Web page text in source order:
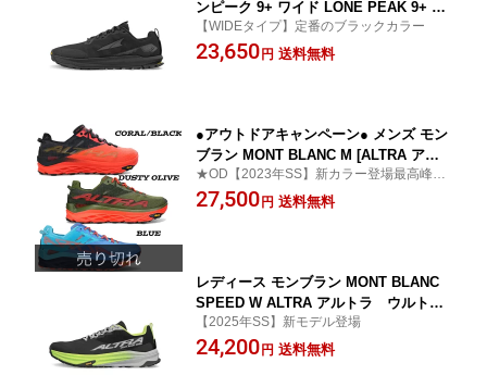
ンピーク 9+ ワイド LONE PEAK 9+ WI
DE [ ALTRA アルトラ ] トレイルランニ
ングシューズ トレラン ハイキング ハイ
【WIDEタイプ】定番のブラックカラー
23,650 円 送料無料
●アウトドアキャンペーン● メンズ モン
ブラン MONT BLANC M [ALTRA アル
トラ] トレイルランニングシューズ 返
品・交換不可 セール商品
★OD【2023年SS】新カラー登場最高峰の
山からインスピレーションを受けた究極の
トレイルシューズ
27,500 円 送料無料
レディース モンブラン MONT BLANC
SPEED W ALTRA アルトラ ウルトラ
トレイルレース トレイルランニングシ
ューズ トレラン 軽量 ハイクッション※
【2025年SS】新モデル登場
24,200 円 送料無料